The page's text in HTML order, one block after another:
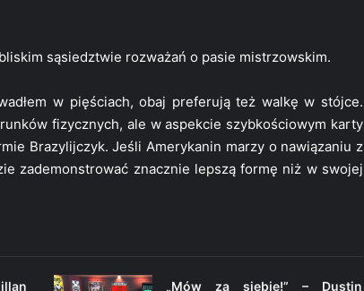
sąsiedztwie rozważań o pasie mistrzowskim.
w pięściach, obaj preferują też walkę w stójce.
fizycznych, ale w aspekcie szybkościowym karty
Brazylijczyk. Jeśli Amerykanin marzy o nawiązaniu z
zademonstrować znacznie lepszą formę niż w swojej
„Mów za siebie!” – Dustin